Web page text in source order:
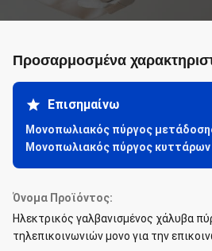
Προσαρμοσμένα
Επισημαίνω
Μονοπωλιακός πύργος
Μονοπωλιακός πύργος κυττάρων
Όνομα Προϊόντος:
Ηλεκτρικός γαλβανισμένος χάλυβα
τηλεπικοινωνιών μονο για την